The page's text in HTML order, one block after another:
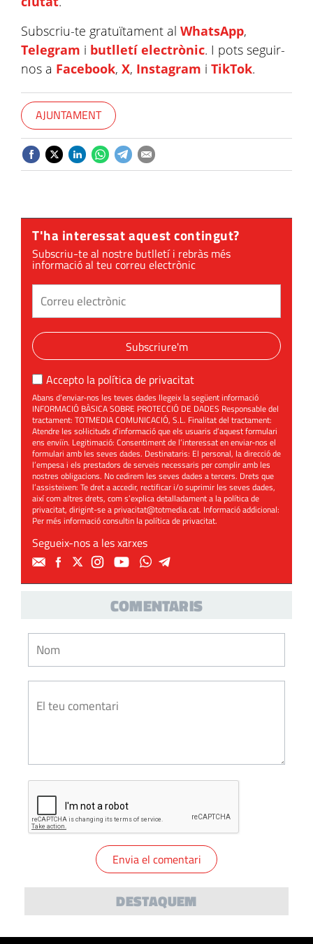
Subscriu-te gratuïtament al WhatsApp,
Telegram i butlletí electrònic. I pots seguir-
nos a Facebook, X, Instagram i TikTok.
AJUNTAMENT
T'ha interessat aquest contingut?
Subscriu-te al nostre butlletí i rebràs més
informació al teu correu electrònic
Subscriure'm
Accepto la política de privacitat
Abans d’enviar-nos les teves dades llegeix la següent informació
INFORMACIÓ BÀSICA SOBRE PROTECCIÓ DE DADES Responsable del
tractament: TOTMEDIA COMUNICACIÓ, S.L. Finalitat del tractament:
Atendre les sol·licituds d’informació que els usuaris d’aquest formulari
ens enviïn. Legitimació: Consentiment de l’interessat en enviar-nos el
formulari amb les seves dades. Destinataris: El personal, la direcció de
l’empesa i els prestadors de serveis necessaris per complir amb les
nostres obligacions. No cedirem les seves dades a tercers. Drets que
l’assisteixen: Te dret a accedir, rectificar i/o suprimir les seves dades,
així com altres drets, com s’explica detalladament a la política de
privacitat, dirigint-se aprivacitat@totmedia.cat. Informació addicional:
Per més informació consultin lapolítica de privacitat.
Segueix-nos a les xarxes
COMENTARIS
DESTAQUEM